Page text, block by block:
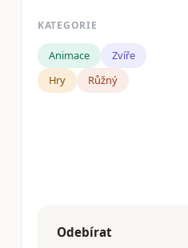
KATEGORIE
Animace
Zvíře
Hry
Růžný
Odebírat